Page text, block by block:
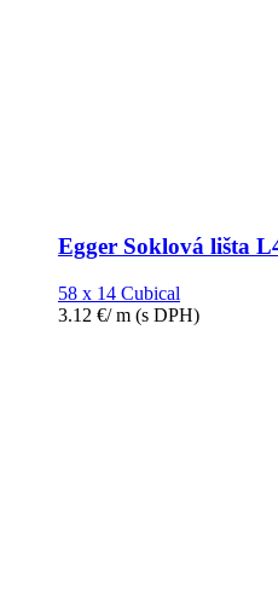
Egger Soklová lišta
58 x 14 Cubical
3.12 €/ m (s DPH)